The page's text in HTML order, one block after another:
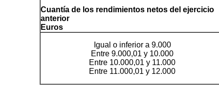
Cuantía de los rendimientos netos del ejercicio
anterior
Euros
Igual o inferior a 9.000
Entre 9.000,01 y 10.000
Entre 10.000,01 y 11.000
Entre 11.000,01 y 12.000